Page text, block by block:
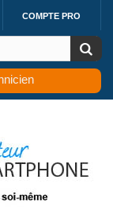
COMPTE PRO